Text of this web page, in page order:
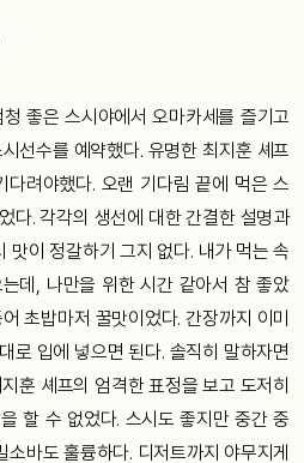
좋은 스시야에서 오마카세를 즐기고
선수를 예약했다. 유명한 최지훈 셰프
려야했다. 오랜 기다림 끝에 먹은 스
다. 각각의 생선에 대한 간결한 설명과
맛이 정갈하기 그지 없다. 내가 먹는 속
데, 나만을 위한 시간 같아서 참 좋았
초밥마저 꿀맛이었다. 간장까지 이미
로 입에 넣으면 된다. 솔직히 말하자면
훈 셰프의 엄격한 표정을 보고 도저히
할 수 없었다. 스시도 좋지만 중간 중
바도 훌륭하다. 디저트까지 야무지게